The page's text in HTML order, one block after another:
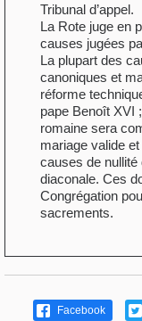
Tribunal d’appel.
La Rote juge en
causes jugées
La plupart des
canoniques et
réforme
pape Benoît XVI
romaine sera
mariage valide
causes de nullité
diaconale. Ces
Congrégation
sacrements.
Facebook